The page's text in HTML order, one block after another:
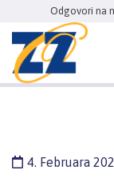
Odgovori na
4. Februara